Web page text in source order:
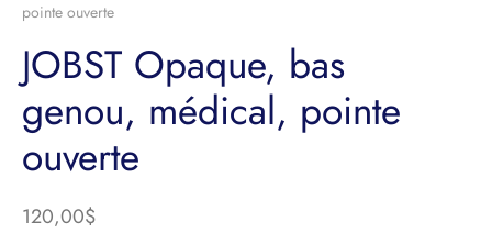
pointe ouverte
JOBST Opaque, bas
genou, médical, pointe
ouverte
120,00$